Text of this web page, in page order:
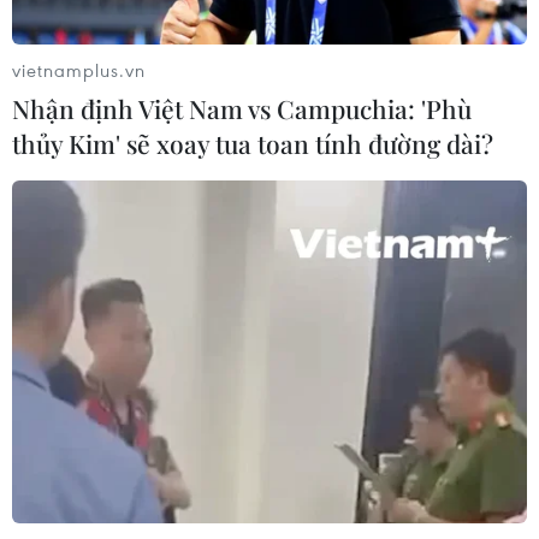
Hàn Quốc mở rộng điều tra nghi vấn
thông đồng giá sang ngành hóa dầu
06/08/2026 06:56
Kim ngạch thương mại
song phương giữa hai nước Việt Nam
và Thái Lan
06/08/2026 06:24
Chủ động nguồn điện phục vụ Hội
nghị cấp cao APEC 2027
06/08/2026 04:31
Doanh nghiệp Trung Quốc đánh giá
vietnamplus.vn
Nhận định Việt Nam vs Campuchia: 'Phù
thủy Kim' sẽ xoay tua toan tính đường dài?